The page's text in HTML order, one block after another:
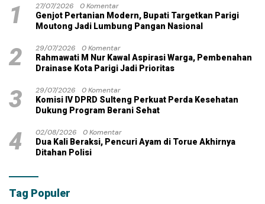
1 27/07/2026
0 Komentar
Genjot Pertanian Modern, Bupati Targetkan Parigi
Moutong Jadi Lumbung Pangan Nasional
2 29/07/2026
0 Komentar
Rahmawati M Nur Kawal Aspirasi Warga, Pembenahan
Drainase Kota Parigi Jadi Prioritas
3 29/07/2026
0 Komentar
Komisi IV DPRD Sulteng Perkuat Perda Kesehatan
Dukung Program Berani Sehat
4 02/08/2026
0 Komentar
Dua Kali Beraksi, Pencuri Ayam di Torue Akhirnya
Ditahan Polisi
Tag Populer